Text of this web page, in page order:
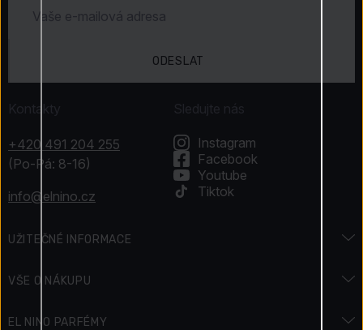
ODESLAT
Kontakty
+420 491 204 255
(Po-Pá: 8-16)
info@elnino.cz
UŽITEČNÉ INFORMACE
VŠE O NÁKUPU
EL NINO PARFÉMY
Sledujte nás
Instagram
Facebook
Youtube
Tiktok